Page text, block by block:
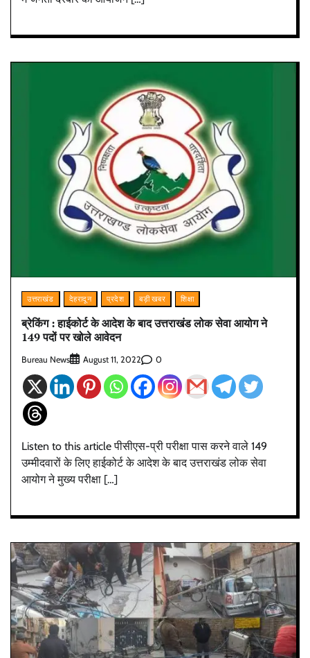
उत्तराखंड देहरादून प्रदेश बड़ी खबर शिक्षा
ब्रेकिंग : हाईकोर्ट के आदेश के बाद उत्तराखंड लोक सेवा आयोग ने
149 पदों पर खोले आवेदन
Bureau News August 11, 2022 0
Listen to this article पीसीएस-प्री परीक्षा पास करने वाले 149
उम्मीदवारों के लिए हाईकोर्ट के आदेश के बाद उत्तराखंड लोक सेवा
आयोग ने मुख्य परीक्षा […]